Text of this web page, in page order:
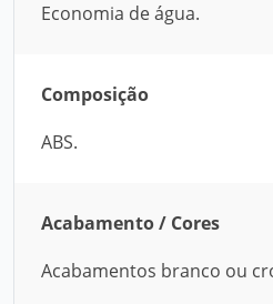
Economia de água.
Composição
ABS.
Acabamento / Cores
Acabamentos branco ou